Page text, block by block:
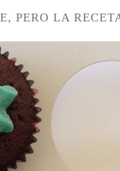
PERO LA